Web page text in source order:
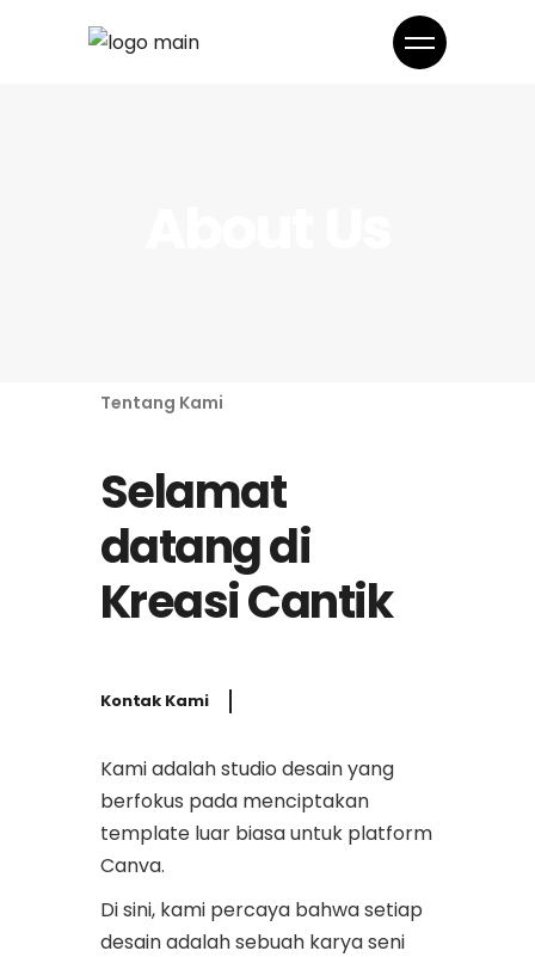
Tentang Kami
Selamat
datang di
Kreasi Cantik
Kontak Kami
Kami adalah studio desain yang
berfokus pada menciptakan
template luar biasa untuk platform
Canva.
Di sini, kami percaya bahwa setiap
desain adalah sebuah karya seni